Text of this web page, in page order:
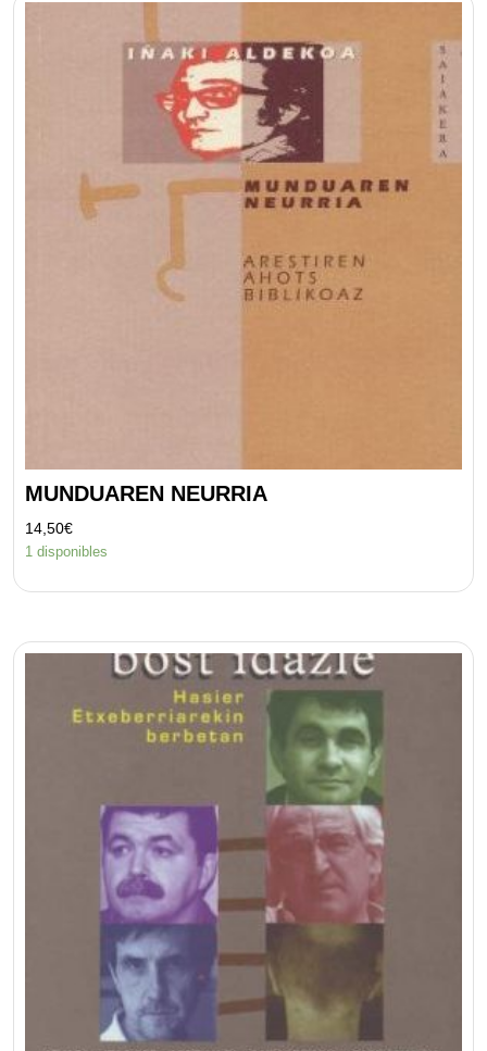
MUNDUAREN NEURRIA
14,50€
1 disponibles